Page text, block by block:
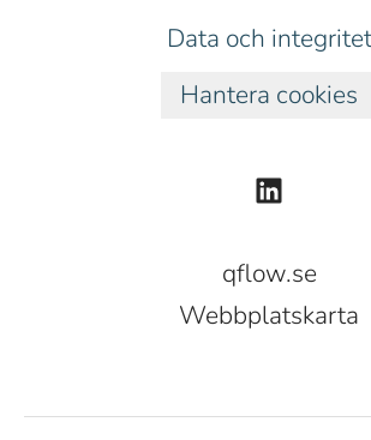
Data och integritet
Hantera cookies
qflow.se
Webbplatskarta